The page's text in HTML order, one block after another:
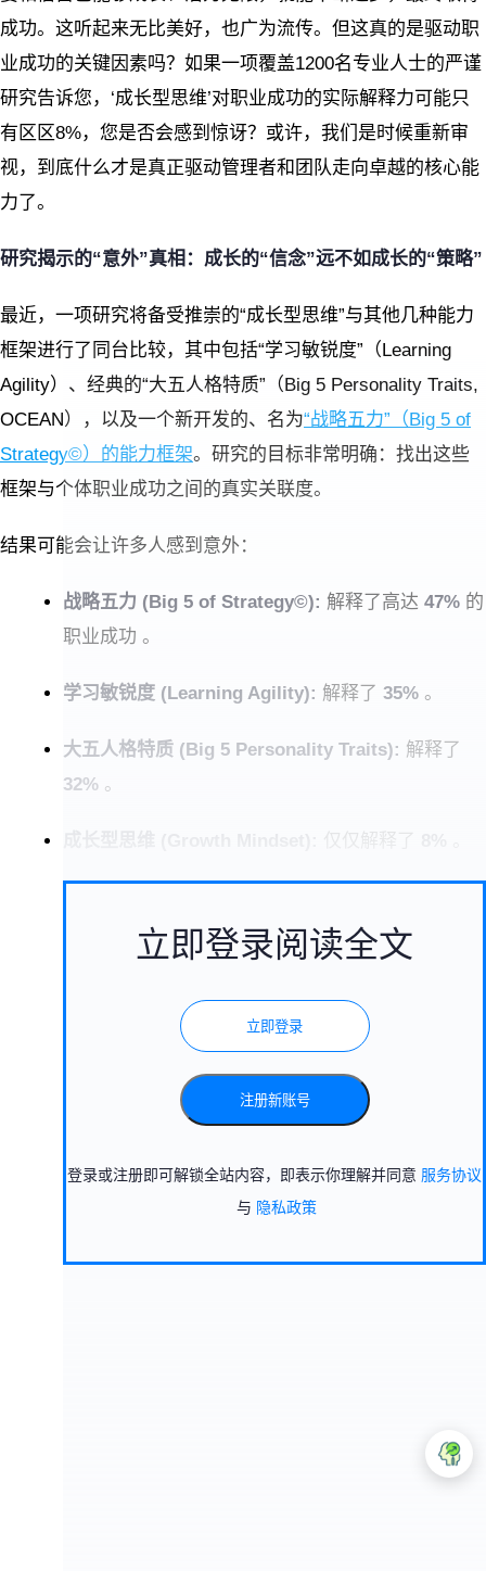
成功。这听起来无比美好，也广为流传。但这真的是驱动职
业成功的关键因素吗？如果一项覆盖1200名专业人士的严谨
研究告诉您，‘成长型思维’对职业成功的实际解释力可能只
有区区8%，您是否会感到惊讶？或许，我们是时候重新审
视，到底什么才是真正驱动管理者和团队走向卓越的核心能
力了。
研究揭示的“意外”真相：成长的“信念”远不如成长的“策略”
最近，一项研究将备受推崇的“成长型思维”与其他几种能力
框架进行了同台比较，其中包括“学习敏锐度”（Learning
Agility）、经典的“大五人格特质”（Big 5 Personality Traits,
OCEAN），以及一个新开发的、名为“战略五力”（Big 5 of
Strategy©）的能力框架。研究的目标非常明确：找出这些
框架与个体职业成功之间的真实关联度。
结果可能会让许多人感到意外：
战略五力 (Big 5 of Strategy©): 解释了高达 47% 的
职业成功 。
学习敏锐度 (Learning Agility): 解释了 35% 。
大五人格特质 (Big 5 Personality Traits): 解释了
32% 。
立即登录阅读全文
立即登录
注册新账号
登录或注册即可解锁全站内容，即表示你理解并同意 服务协议
与 隐私政策